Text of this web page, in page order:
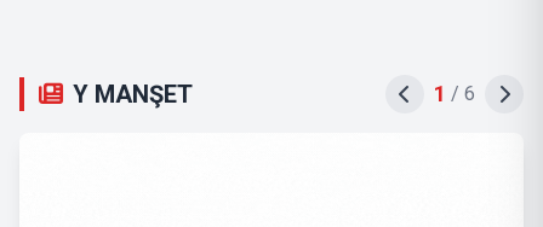
Y MANŞET 1 / 6